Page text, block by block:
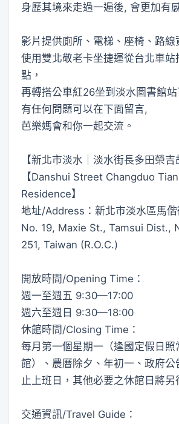
身歷其境來走過一遍後, 會更加有
影片提供廁所、電梯、座椅、路線
使用雙北敬老卡坐捷運從台北車
點，
再轉搭公車紅26坐到淡水圖書館站
有任何問題可以在下面留言,
芭樂媽會和你一起交流。
【新北市淡水｜淡水街長多田榮吉
【Danshui Street Changduo
Residence】
地址/Address：新北市淡水區馬偕
No. 19, Maxie St., Tamsui Dist.,
251, Taiwan (R.O.C.)
開放時間/Opening Time：
週一至週五 9:30—17:00
週六至週日 9:30—18:00
休館時間/Closing Time：
每月第一個星期一（逢國定假日照
館）、農曆除夕、年初一、政府公
止上班日，其他必要之休館日將另
交通資訊/Travel Guide：